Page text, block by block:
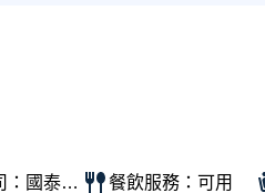
：國泰航
餐飲服務：可用